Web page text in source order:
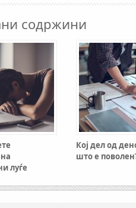
содржини
луѓе
Кој дел од
што е